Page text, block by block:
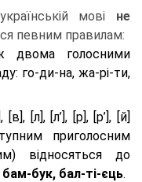
мові не
певним правилам:
двома голосними
го-ди-на, жа-рі-ти,
[л], [л’], [р], [р’], [й]
приголосним
відносяться до
бук, бал-ті-єць.